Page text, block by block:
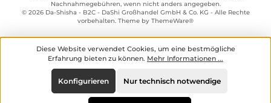
Nachnahmegebühren, wenn nicht anders angegeben.
© 2026 Da-Shisha - B2C - DaShi Großhandel GmbH & Co. KG - Alle Rechte
vorbehalten. Theme by ThemeWare®
Diese Website verwendet Cookies, um eine bestmögliche
Erfahrung bieten zu können. Mehr Informationen ...
Nur technisch notwendige
Konfigurieren